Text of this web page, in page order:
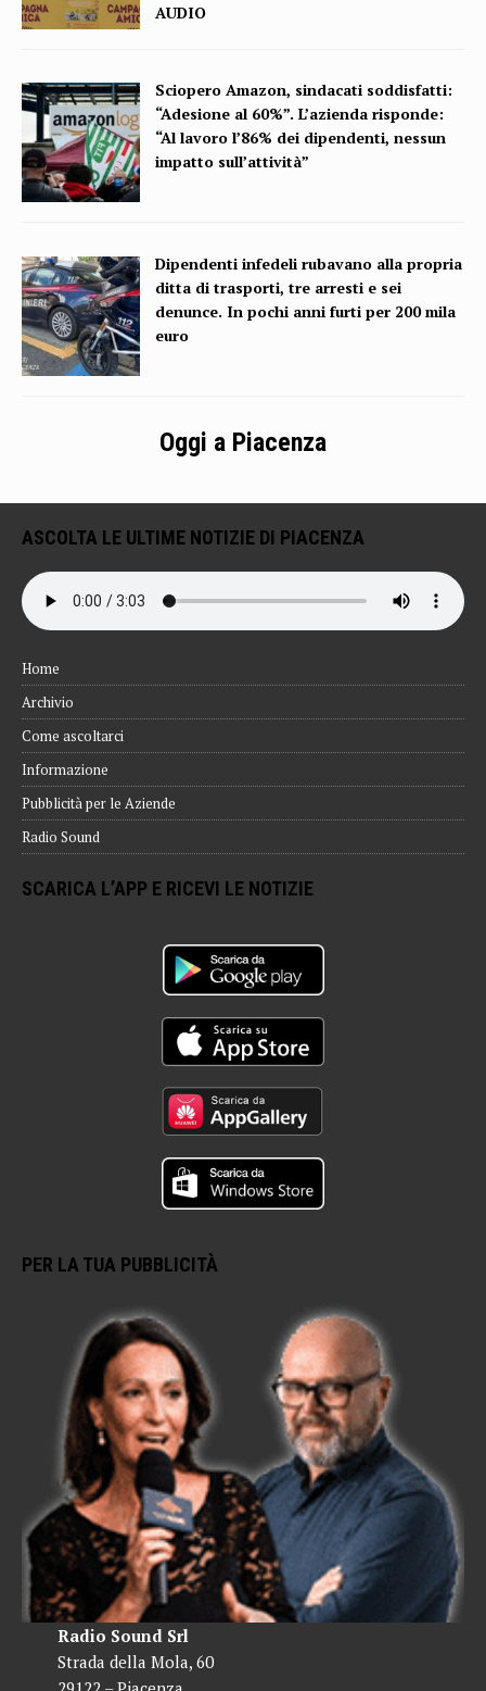
AUDIO
Sciopero Amazon, sindacati soddisfatti:
“Adesione al 60%”. L’azienda risponde:
“Al lavoro l’86% dei dipendenti, nessun
impatto sull’attività”
Dipendenti infedeli rubavano alla propria
ditta di trasporti, tre arresti e sei
denunce. In pochi anni furti per 200 mila
euro
Oggi a Piacenza
ASCOLTA LE ULTIME NOTIZIE DI PIACENZA
Home
Archivio
Come ascoltarci
Informazione
Pubblicità per le Aziende
Radio Sound
SCARICA L’APP E RICEVI LE NOTIZIE
PER LA TUA PUBBLICITÀ
Radio Sound Srl
Strada della Mola, 60